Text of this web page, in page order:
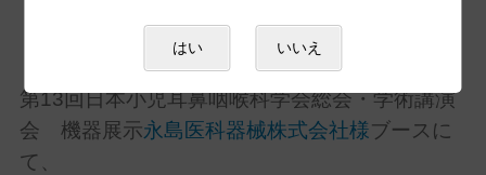
第13回日本小児耳鼻咽喉科学会総会・学術講演
会 機器展示永島医科器械株式会社様ブースに
て、
はい いいえ